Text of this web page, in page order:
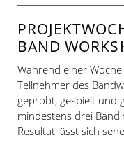
BAND
Während einer
Teilnehmer des
geprobt, gespielt und
mindestens drei
Resultat lässt sich